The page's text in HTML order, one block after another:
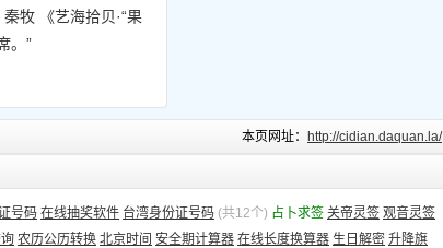
秦牧 《艺海拾贝·“果
。”
本页网址： http://cidian.daquan.la/
号码 在线抽奖软件 台湾身份证号码 (共12个) 占卜求签 关帝灵签 观音灵签
农历公历转换 北京时间 安全期计算器 在线长度换算器 生日解密 升降旗